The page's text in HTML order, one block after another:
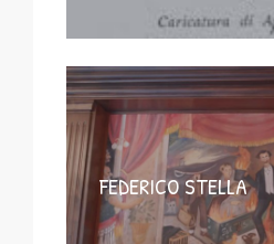
FEDERICO STELLA